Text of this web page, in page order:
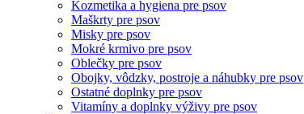
Kozmetika a hygiena pre psov
Maškrty pre psov
Misky pre psov
Mokré krmivo pre psov
Oblečky pre psov
Obojky, vôdzky, postroje a náhubky pre psov
Ostatné doplnky pre psov
Vitamíny a doplnky výživy pre psov